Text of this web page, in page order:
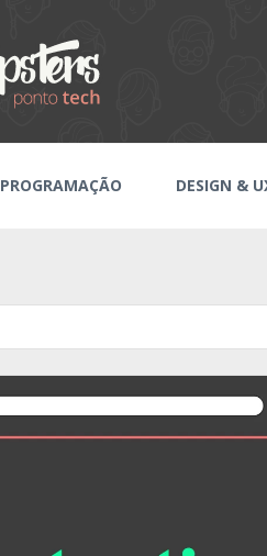
PROGRAMAÇÃO DESIGN &